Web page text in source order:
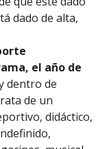
dado de alta,
el año de
dentro de
de un
didáctico,